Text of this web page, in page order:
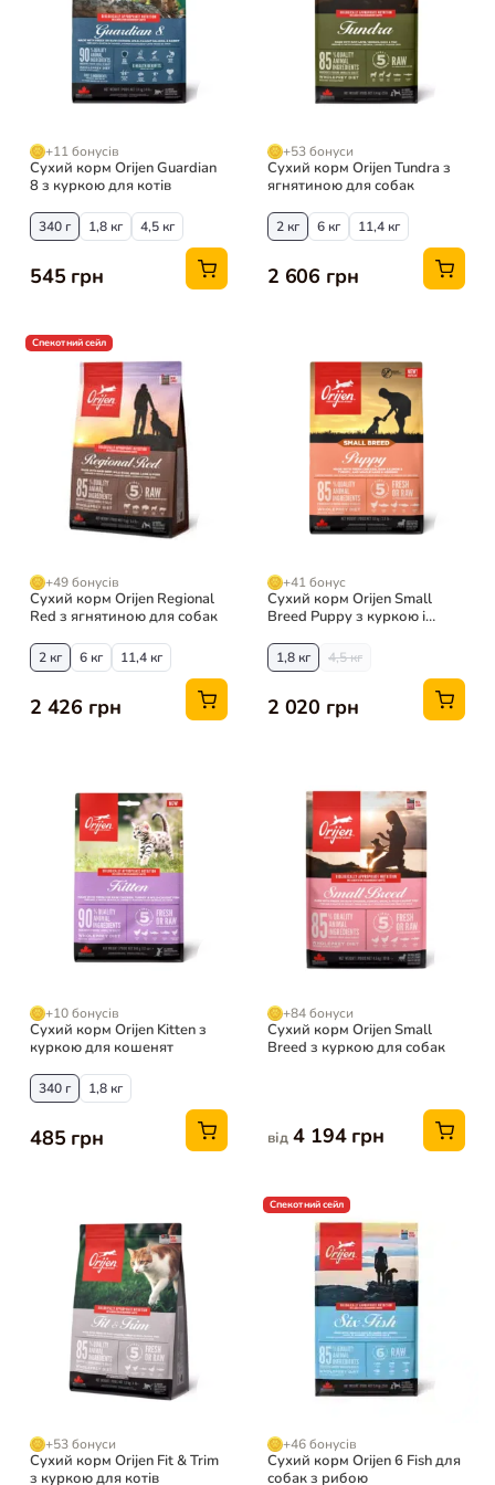
+11 бонусів
Сухий корм Orijen Guardian
8 з куркою для котів
340 г 1,8 кг 4,5 кг
545 грн
+53 бонуси
Сухий корм Orijen Tundra з
ягнятиною для собак
2 кг 6 кг 11,4 кг
2 606 грн
Спекотний сейл
+49 бонусів
Сухий корм Orijen Regional
Red з ягнятиною для собак
2 кг 6 кг 11,4 кг
2 426 грн
+41 бонус
Сухий корм Orijen Small
Breed Puppy з куркою і
порід
1,8 кг 4,5 кг
2 020 грн
+10 бонусів
Сухий корм Orijen Kitten з
куркою для кошенят
340 г 1,8 кг
485 грн
+84 бонуси
Сухий корм Orijen Small
Breed з куркою для собак
від4 194 грн
+53 бонуси
Сухий корм Orijen Fit & Trim
з куркою для котів
Спекотний сейл
+46 бонусів
Сухий корм Orijen 6 Fish для
собак з рибою